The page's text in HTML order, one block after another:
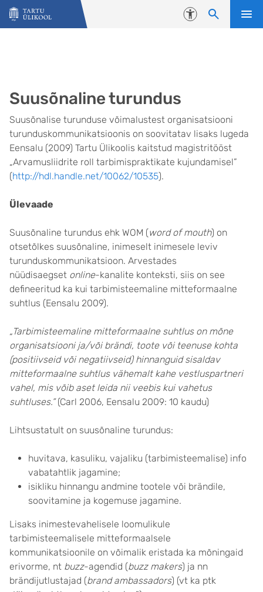
Liigu edasi põhisisu juurde
Juurdepääsetavus
Suusõnaline turundus
Suusõnalise turunduse võimalustest organisatsiooni
turunduskommunikatsioonis on soovitatav lisaks lugeda
Eensalu (2009) Tartu Ülikoolis kaitstud magistritööst
„Arvamusliidrite roll tarbimispraktikate kujundamisel”
(http://hdl.handle.net/10062/10535).
Ülevaade
Suusõnaline turundus ehk WOM (word of mouth) on
otsetõlkes suusõnaline, inimeselt inimesele leviv
turunduskommunikatsioon. Arvestades
nüüdisaegset online-kanalite konteksti, siis on see
defineeritud ka kui tarbimisteemaline mitteformaalne
suhtlus (Eensalu 2009).
„Tarbimisteemaline mitteformaalne suhtlus on mõne
organisatsiooni ja/või brändi, toote või teenuse kohta
(positiivseid või negatiivseid) hinnanguid sisaldav
mitteformaalne suhtlus vähemalt kahe vestluspartneri
vahel, mis võib aset leida nii veebis kui vahetus
suhtluses.”(Carl 2006, Eensalu 2009: 10 kaudu)
Lihtsustatult on suusõnaline turundus:
huvitava, kasuliku, vajaliku (tarbimisteemalise) info
vabatahtlik jagamine;
isikliku hinnangu andmine tootele või brändile,
soovitamine ja kogemuse jagamine.
Lisaks inimestevahelisele loomulikule
tarbimisteemalisele mitteformaalsele
kommunikatsioonile on võimalik eristada ka mõningaid
erivorme, nt buzz-agendid (buzz makers) ja nn
brändijutlustajad (brand ambassadors) (vt ka ptk